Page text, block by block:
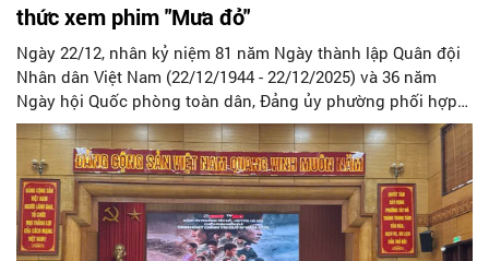
thức xem phim "Mưa đỏ"
Ngày 22/12, nhân kỷ niệm 81 năm Ngày thành lập Quân đội
Nhân dân Việt Nam (22/12/1944 - 22/12/2025) và 36 năm
Ngày hội Quốc phòng toàn dân, Đảng ủy phường phối hợp
với Viettel Hà Nội và Viettel Tây Hồ tổ chức buổi sinh hoạt
chính trị quý IV/2025 qua hình thức xem phim "Mưa đỏ".